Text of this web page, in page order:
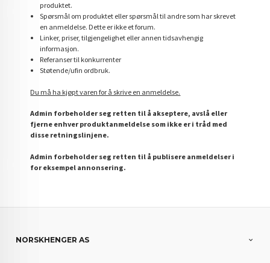
produktet.
Spørsmål om produktet eller spørsmål til andre som har skrevet
en anmeldelse. Dette er ikke et forum.
Linker, priser, tilgjengelighet eller annen tidsavhengig
informasjon.
Referanser til konkurrenter
Støtende/ufin ordbruk.
Du må ha kjøpt varen for å skrive en anmeldelse.
Admin forbeholder seg retten til å akseptere, avslå eller
fjerne enhver produktanmeldelse som ikke er i tråd med
disse retningslinjene.
Admin forbeholder seg retten til å publisere anmeldelser i
for eksempel annonsering.
NORSKHENGER AS